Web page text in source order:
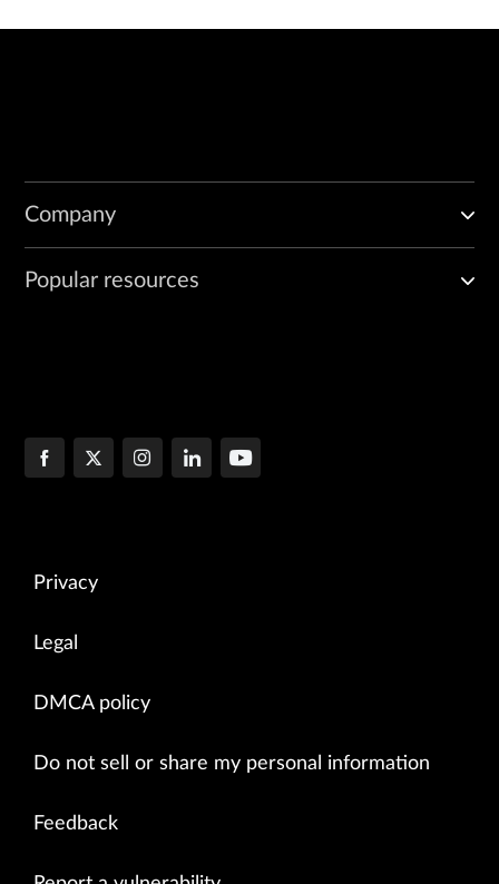
Company
Popular resources
Privacy
Legal
DMCA policy
Do not sell or share my personal information
Feedback